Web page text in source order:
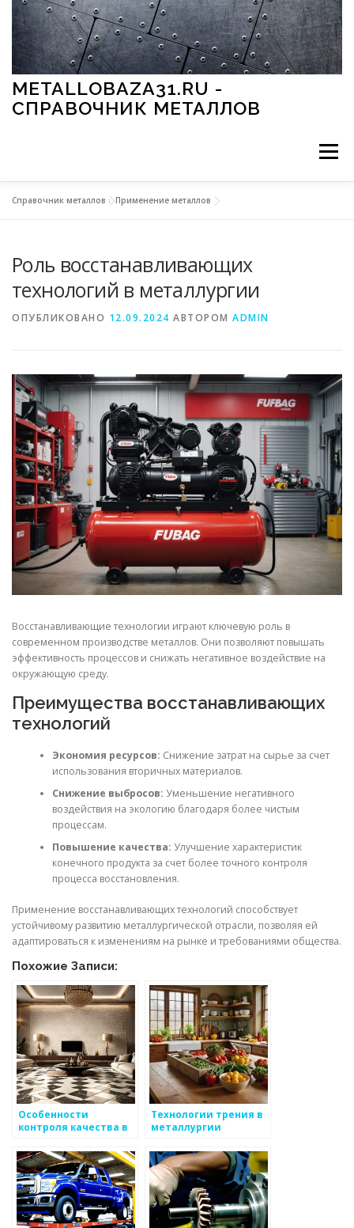
Перейти к содержимому
METALLOBAZA31.RU -
СПРАВОЧНИК МЕТАЛЛОВ
Меню
МЕТАЛЛЫ И ОКРУЖАЮЩАЯ СРЕДА
СВОЙСТВА МЕТАЛЛОВ СОРТА МЕТАЛЛОВ
СТАТЬИ
Справочник металлов »Применение металлов
Роль восстанавливающих
технологий в металлургии
ОПУБЛИКОВАНО 12.09.2024 АВТОРОМ ADMIN
Восстанавливающие технологии играют ключевую роль в
современном производстве металлов. Они позволяют повышать
эффективность процессов и снижать негативное воздействие на
окружающую среду.
Преимущества восстанавливающих
технологий
Экономия ресурсов: Снижение затрат на сырье за счет
использования вторичных материалов.
Снижение выбросов: Уменьшение негативного
воздействия на экологию благодаря более чистым
процессам.
Повышение качества: Улучшение характеристик
конечного продукта за счет более точного контроля
процесса восстановления.
Применение восстанавливающих технологий способствует
устойчивому развитию металлургической отрасли, позволяя ей
адаптироваться к изменениям на рынке и требованиями общества.
Похожие Записи:
Особенности
контроля качества в
Технологии трения в
металлургии